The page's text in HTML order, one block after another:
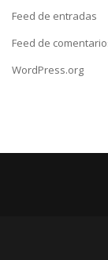
Feed de entradas
Feed de
WordPress.org